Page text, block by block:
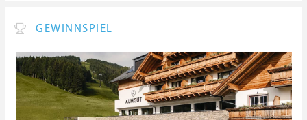
GEWINNSPIEL